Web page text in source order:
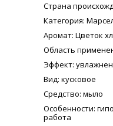
Страна
Категория:
Аромат: Цветок
Область
Эффект:
Вид: кусковое
Средство: мыло
Особенности:
работа